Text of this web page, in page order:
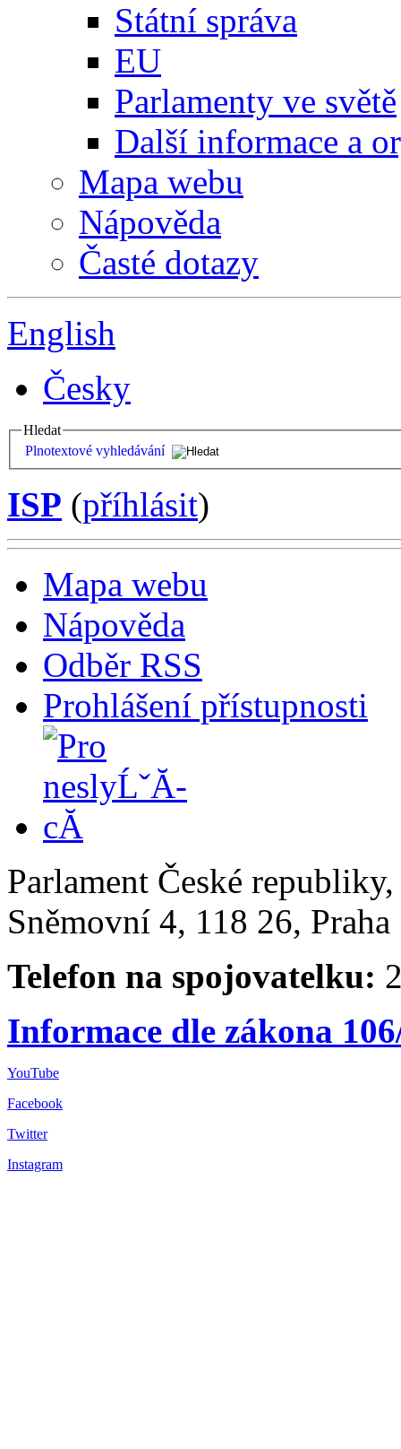
Státní správa
EU
Parlamenty ve světě
Další informace a
Mapa webu
Nápověda
Časté dotazy
English
Česky
Hledat
Plnotextové vyhledávání
ISP (příhlásit)
Mapa webu
Nápověda
Odběr RSS
Prohlášení přístupnosti
Parlament České
Sněmovní 4, 118 26,
Telefon na spojovatelku:
Informace dle zákona
YouTube
Facebook
Twitter
Instagram